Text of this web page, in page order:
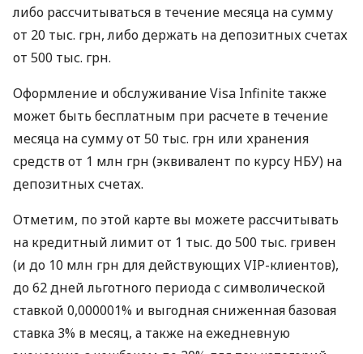
либо рассчитываться в течение месяца на сумму
от 20 тыс. грн, либо держать на депозитных счетах
от 500 тыс. грн.
Оформление и обслуживание Visa Infinite также
может быть бесплатным при расчете в течение
месяца на сумму от 50 тыс. грн или хранения
средств от 1 млн грн (эквивалент по курсу НБУ) на
депозитных счетах.
Отметим, по этой карте вы можете рассчитывать
на кредитный лимит от 1 тыс. до 500 тыс. гривен
(и до 10 млн грн для действующих VIP-клиентов),
до 62 дней льготного периода с символической
ставкой 0,000001% и выгодная сниженная базовая
ставка 3% в месяц, а также на ежедневную